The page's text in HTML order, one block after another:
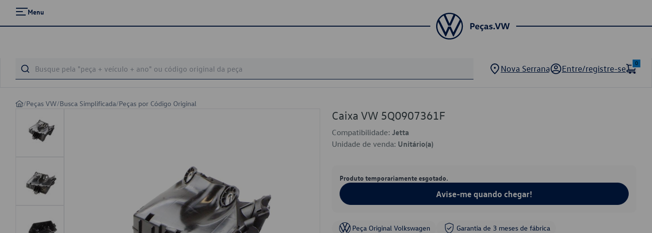
Menu
Nova Serrana Entre/registre-se
0
/Peças VW/Busca Simplificada/Peças por Código Original
Caixa VW 5Q0907361F
Compatibilidade: Jetta
Unidade de venda: Unitário(a)
Produto temporariamente esgotado.
Avise-me quando chegar!
Peça Original Volkswagen Garantia de 3 meses de fábrica